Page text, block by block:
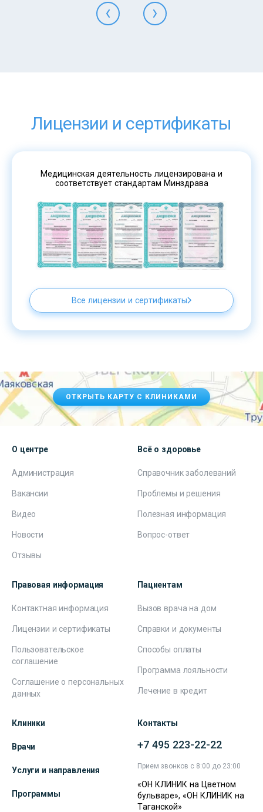
Лицензии и сертификаты
Медицинская деятельность лицензирована и
соответствует стандартам Минздрава
Все лицензии и сертификаты
ОТКРЫТЬ КАРТУ С КЛИНИКАМИ
О центре
Администрация
Вакансии
Видео
Новости
Отзывы
Всё о здоровье
Справочник заболеваний
Проблемы и решения
Полезная информация
Вопрос-ответ
Правовая информация
Контактная информация
Лицензии и сертификаты
Пользовательское
соглашение
Соглашение о персональных
данных
Пациентам
Вызов врача на дом
Справки и документы
Способы оплаты
Программа лояльности
Лечение в кредит
Клиники
Врачи
Услуги и направления
Программы
Контакты
+7 495 223-22-22
Прием звонков с 8:00 до 23:00
«ОН КЛИНИК на Цветном
бульваре», «ОН КЛИНИК на
Таганской»